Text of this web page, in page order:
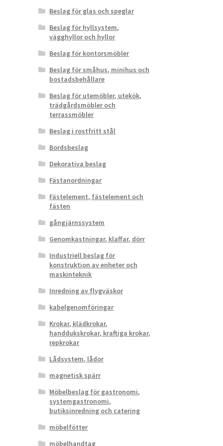
Beslag för glas och speglar
Beslag för hyllsystem,
vägghyllor och hyllor
Beslag för kontorsmöbler
Beslag för småhus, minihus och
bostadsbehållare
Beslag för utemöbler, utekök,
trädgårdsmöbler och
terrassmöbler
Beslag i rostfritt stål
Bordsbeslag
Dekorativa beslag
Fästanordningar
Fästelement, fästelement och
fästen
gångjärnssystem
Genomkastningar, klaffar, dörr
Industriell beslag för
konstruktion av enheter och
maskinteknik
Inredning av flygväskor
kabelgenomföringar
Krokar, klädkrokar,
handdukskrokar, kraftiga krokar,
repkrokar
Lådsystem, lådor
magnetisk spärr
Möbelbeslag för gastronomi,
systemgastronomi,
butiksinredning och catering
möbelfötter
möbelhandtag